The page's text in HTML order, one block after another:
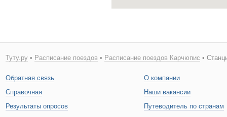
Туту.ру• Расписание поездов • Расписание поездов Карчюпис •
Обратная связь
Справочная
Результаты опросов
О компании
Наши вакансии
Путеводитель по странам